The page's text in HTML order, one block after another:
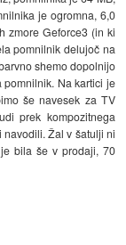
je ogromna, 6,0
zmore Geforce3 (in ki
pomnilnik delujoč na
shemo dopolnijo
Na kartici je
še navesek za TV
prek kompozitnega
navodili. Žal v šatulji ni
bila še v prodaji, 70